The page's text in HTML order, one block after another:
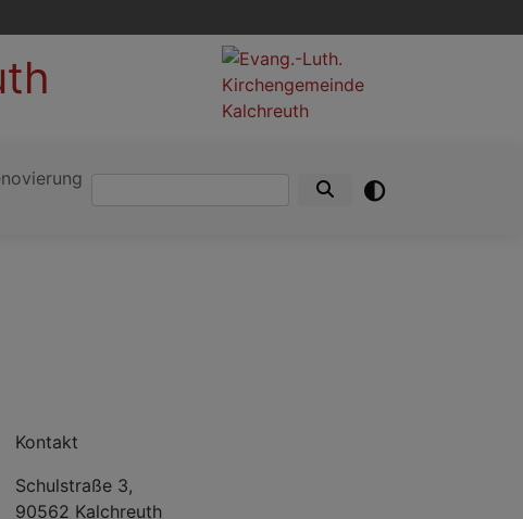
Suche
Kontakt
Schulstraße 3,
90562 Kalchreuth